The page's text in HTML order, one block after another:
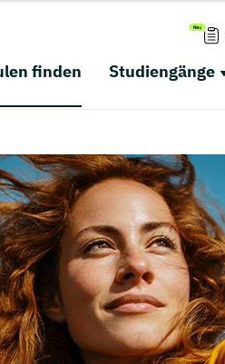
finden Studiengänge